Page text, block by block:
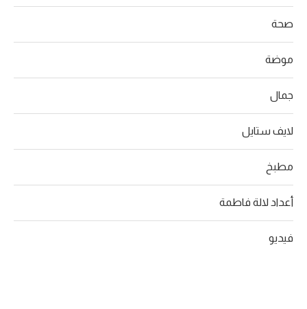
صحة
موضة
جمال
لايف ستايل
مطبخ
أعداد لالة فاطمة
فيديو